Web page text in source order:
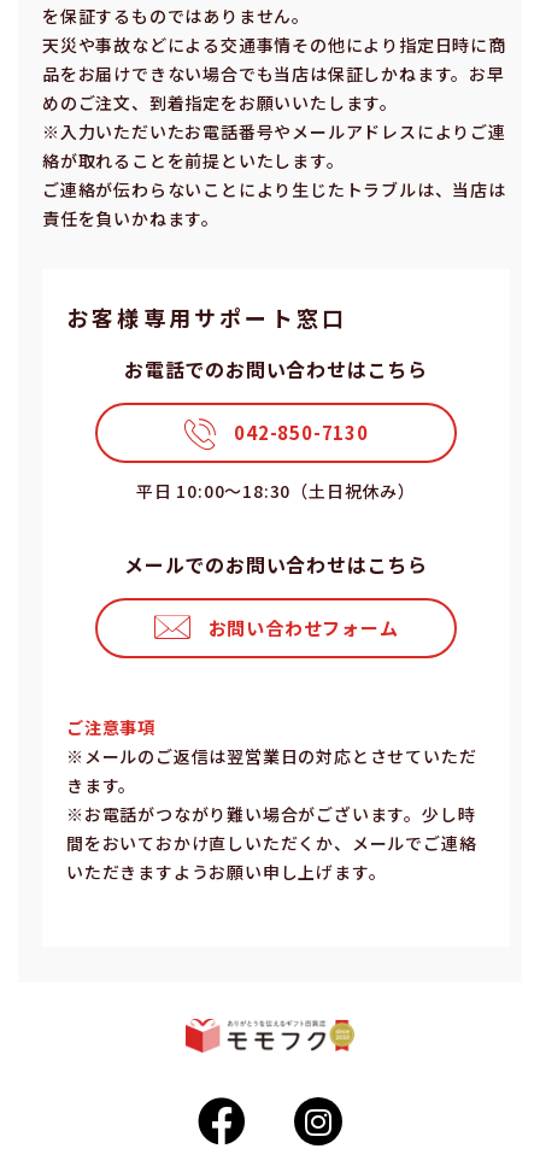
を保証するものではありません。
天災や事故などによる交通事情その他により指定⽇時に商
品をお届けできない場合でも当店は保証しかねます。お早
めのご注⽂、到着指定をお願いいたします。
※⼊⼒いただいたお電話番号やメールアドレスによりご連
絡が取れることを前提といたします。
ご連絡が伝わらないことにより⽣じたトラブルは、当店は
責任を負いかねます。
お客様専⽤サポート窓⼝
お電話でのお問い合わせはこちら
042-850-7130
平⽇ 10:00〜18:30（⼟⽇祝休み）
メールでのお問い合わせはこちら
お問い合わせフォーム
ご注意事項
※メールのご返信は翌営業⽇の対応とさせていただ
きます。
※お電話がつながり難い場合がございます。少し時
間をおいておかけ直しいただくか、メールでご連絡
いただきますようお願い申し上げます。